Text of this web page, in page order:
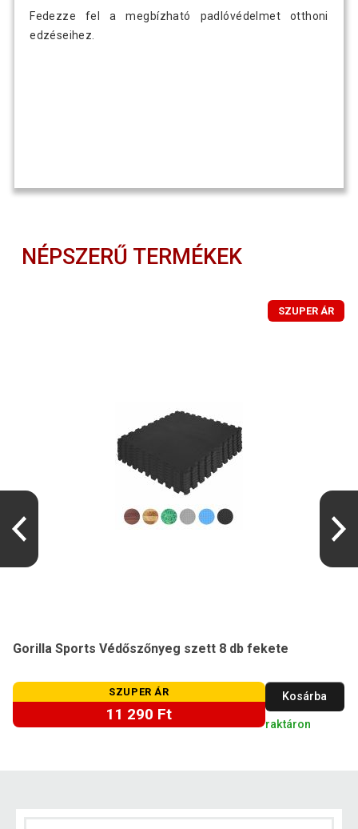
Fedezze fel a megbízható padlóvédelmet otthoni
edzéseihez.
NÉPSZERŰ TERMÉKEK
SZUPER ÁR
Gorilla Sports Védőszőnyeg szett 8 db fekete
SZUPER ÁR
11 290 Ft
Kosárba
raktáron